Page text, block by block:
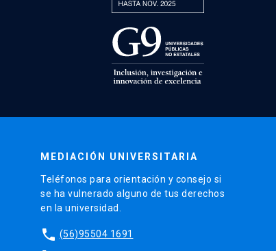
MEDIACIÓN UNIVERSITARIA
Teléfonos para orientación y consejo si
se ha vulnerado alguno de tus derechos
en la universidad.
phone (56)95504 1691